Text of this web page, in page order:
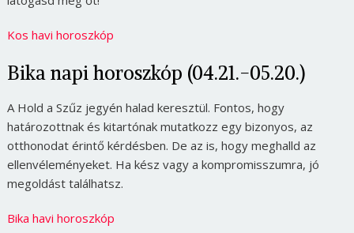
Kos havi horoszkóp
Bika napi horoszkóp (04.21.-05.20.)
A Hold a Szűz jegyén halad keresztül. Fontos, hogy
határozottnak és kitartónak mutatkozz egy bizonyos, az
otthonodat érintő kérdésben. De az is, hogy meghalld az
ellenvéleményeket. Ha kész vagy a kompromisszumra, jó
megoldást találhatsz.
Bika havi horoszkóp